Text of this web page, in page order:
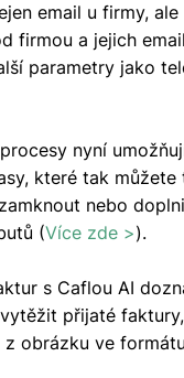
email u firmy,
firmou a jejich
parametry jako
nyní
které tak můžete
nebo
(Více zde >).
s Caflou AI
přijaté
z obrázku ve